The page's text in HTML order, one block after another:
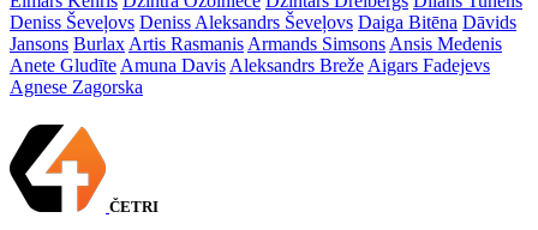
Deniss Ševeļovs Deniss Aleksandrs Ševeļovs Daiga Bitēna Dāvids
Jansons Burlax Artis Rasmanis Armands Simsons Ansis Medenis
Anete Gludīte Amuna Davis Aleksandrs Breže Aigars Fadejevs
Agnese Zagorska
ČETRI